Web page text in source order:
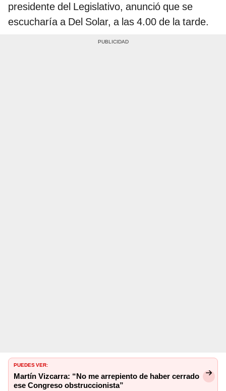
presidente del Legislativo, anunció que se
escucharía a Del Solar, a las 4.00 de la tarde.
PUEDES VER:
Martín Vizcarra: “No me arrepiento de haber cerrado
ese Congreso obstruccionista”